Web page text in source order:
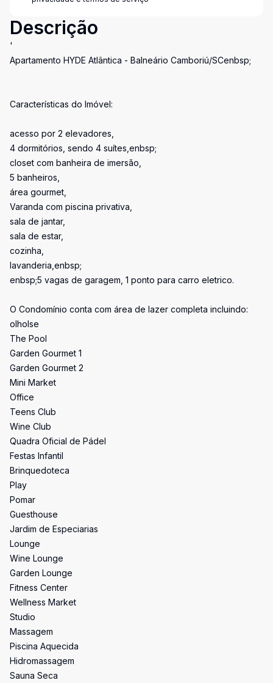
Descrição
'
Apartamento HYDE Atlântica - Balneário Camboriú/SCenbsp;
Características do Imóvel:
acesso por 2 elevadores,
4 dormitórios, sendo 4 suítes,enbsp;
closet com banheira de imersão,
5 banheiros,
área gourmet,
Varanda com piscina privativa,
sala de jantar,
sala de estar,
cozinha,
lavanderia,enbsp;
enbsp;5 vagas de garagem, 1 ponto para carro eletrico.
O Condomínio conta com área de lazer completa incluindo:
olholse
The Pool
Garden Gourmet 1
Garden Gourmet 2
Mini Market
Office
Teens Club
Wine Club
Quadra Oficial de Pádel
Festas Infantil
Brinquedoteca
Play
Pomar
Guesthouse
Jardim de Especiarias
Lounge
Wine Lounge
Garden Lounge
Fitness Center
Wellness Market
Studio
Massagem
Piscina Aquecida
Hidromassagem
Sauna Seca